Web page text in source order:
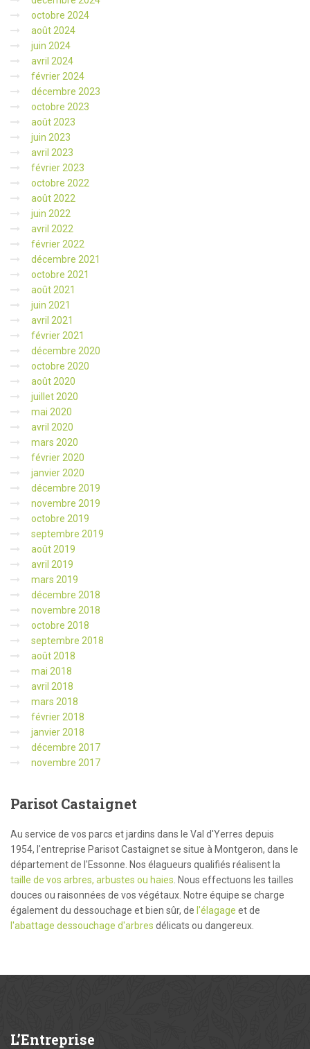
octobre 2024
août 2024
juin 2024
avril 2024
février 2024
décembre 2023
octobre 2023
août 2023
juin 2023
avril 2023
février 2023
octobre 2022
août 2022
juin 2022
avril 2022
février 2022
décembre 2021
octobre 2021
août 2021
juin 2021
avril 2021
février 2021
décembre 2020
octobre 2020
août 2020
juillet 2020
mai 2020
avril 2020
mars 2020
février 2020
janvier 2020
décembre 2019
novembre 2019
octobre 2019
septembre 2019
août 2019
avril 2019
mars 2019
décembre 2018
novembre 2018
octobre 2018
septembre 2018
août 2018
mai 2018
avril 2018
mars 2018
février 2018
janvier 2018
décembre 2017
novembre 2017
Parisot Castaignet
Au service de vos parcs et jardins dans le Val d'Yerres depuis
1954, l'entreprise Parisot Castaignet se situe à Montgeron, dans le
département de l'Essonne. Nos élagueurs qualifiés réalisent la
taille de vos arbres, arbustes ou haies . Nous effectuons les tailles
douces ou raisonnées de vos végétaux. Notre équipe se charge
également du dessouchage et bien sûr, de l'élagage et de
l'abattage dessouchage d'arbres délicats ou dangereux.
L’Entreprise